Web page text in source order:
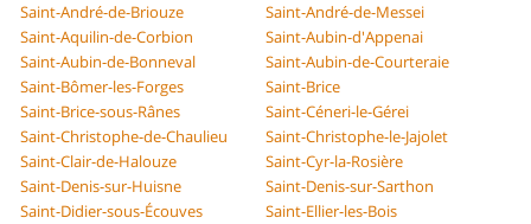
Saint-André-de-Briouze
Saint-André-de-Messei
Saint-Aquilin-de-Corbion
Saint-Aubin-d'Appenai
Saint-Aubin-de-Bonneval
Saint-Aubin-de-Courteraie
Saint-Bômer-les-Forges
Saint-Brice
Saint-Brice-sous-Rânes
Saint-Céneri-le-Gérei
Saint-Christophe-de-Chaulieu
Saint-Christophe-le-Jajolet
Saint-Clair-de-Halouze
Saint-Cyr-la-Rosière
Saint-Denis-sur-Huisne
Saint-Denis-sur-Sarthon
Saint-Didier-sous-Écouves
Saint-Ellier-les-Bois